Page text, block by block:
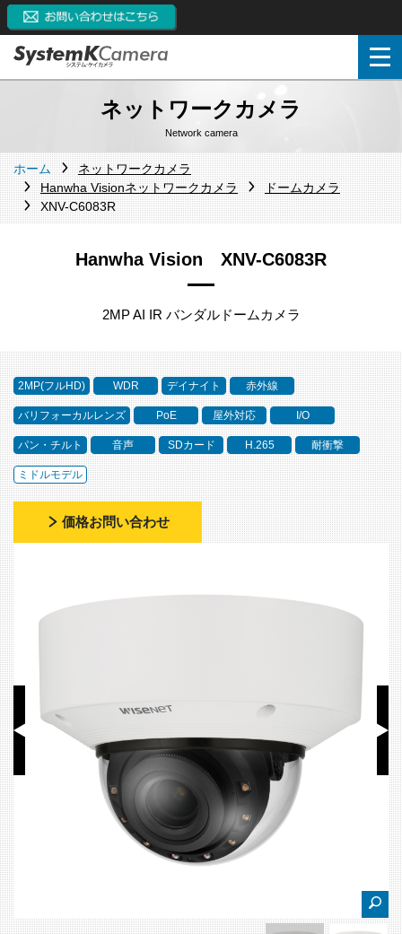
ネットワークカメラ
Network camera
ホーム
ネットワークカメラ
Hanwha Visionネットワークカメラ
ドームカメラ
XNV-C6083R
Hanwha Vision XNV-C6083R
2MP AI IR バンダルドームカメラ
2MP(フルHD) WDR デイナイト 赤外線
バリフォーカルレンズ PoE 屋外対応 I/O
パン・チルト 音声 SDカード H.265 耐衝撃
ミドルモデル
価格お問い合わせ